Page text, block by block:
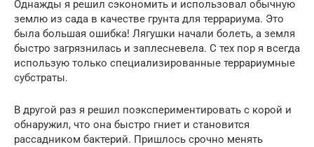
Однажды я решил сэкономить и использовал обычную
землю из сада в качестве грунта для террариума. Это
была большая ошибка! Лягушки начали болеть, а земля
быстро загрязнилась и заплесневела. С тех пор я всегда
использую только специализированные террариумные
субстраты.
В другой раз я решил поэкспериментировать с корой и
обнаружил, что она быстро гниет и становится
рассадником бактерий. Пришлось срочно менять